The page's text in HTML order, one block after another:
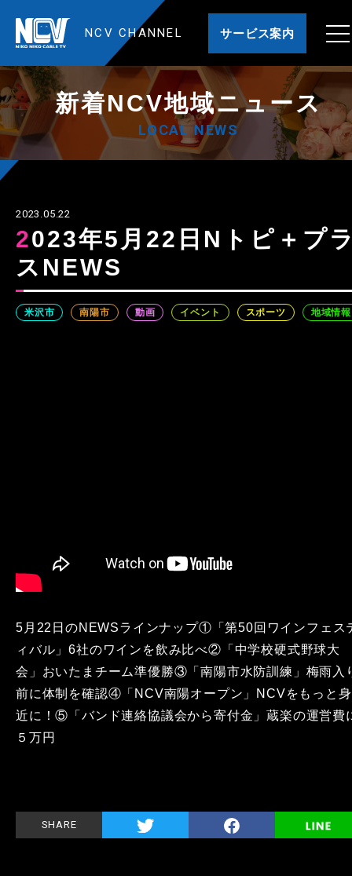
NCV CHANNEL サービス案内
新着NCV地域ニュース
LOCAL NEWS
2023.05.22
2023年5月22日Nトピ＋プラ
スNEWS
米沢市 南陽市 動画 イベント スポーツ 地域情報
5月22日のNEWSラインナップ①「第50回ワインフェス
ィバル」6社のワインを飲み比べ②「中学校硬式野球大
会」おいたまチーム準優勝③「南陽市水防訓練」梅雨入
前に体制を確認④「NCV南陽オープン」NCVをもっと身
近に！⑤「バンド連絡協議会から寄付金」蔵楽の運営費
５万円
SHARE